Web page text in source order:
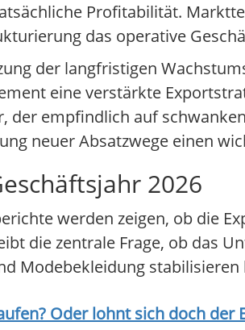
Profitabilität.
das operative
der langfristigen
eine verstärkte
der empfindlich auf
neuer Absatzwege einen
2026
werden zeigen, ob die
die zentrale Frage, ob das
Modebekleidung stabilisieren
Oder lohnt sich doch der